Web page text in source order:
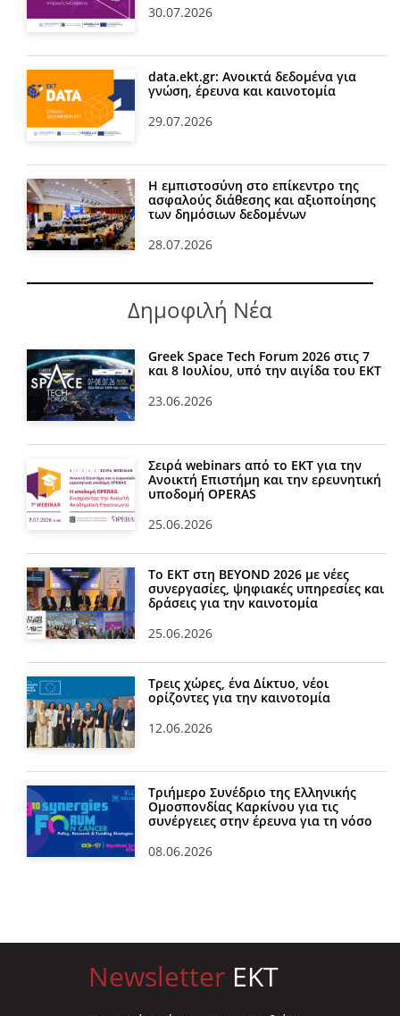
30.07.2026
data.ekt.gr: Ανοικτά δεδομένα για
γνώση, έρευνα και καινοτομία
29.07.2026
Η εμπιστοσύνη στο επίκεντρο της
ασφαλούς διάθεσης και αξιοποίησης
των δημόσιων δεδομένων
28.07.2026
Δημοφιλή Νέα
Greek Space Tech Forum 2026 στις 7
και 8 Ιουλίου, υπό την αιγίδα του ΕΚΤ
23.06.2026
Σειρά webinars από το ΕΚΤ για την
Ανοικτή Επιστήμη και την ερευνητική
υποδομή OPERAS
25.06.2026
Το ΕΚΤ στη BEYOND 2026 με νέες
συνεργασίες, ψηφιακές υπηρεσίες και
δράσεις για την καινοτομία
25.06.2026
Τρεις χώρες, ένα Δίκτυο, νέοι
ορίζοντες για την καινοτομία
12.06.2026
Τριήμερο Συνέδριο της Ελληνικής
Ομοσπονδίας Καρκίνου για τις
συνέργειες στην έρευνα για τη νόσο
08.06.2026
Newsletter EKT